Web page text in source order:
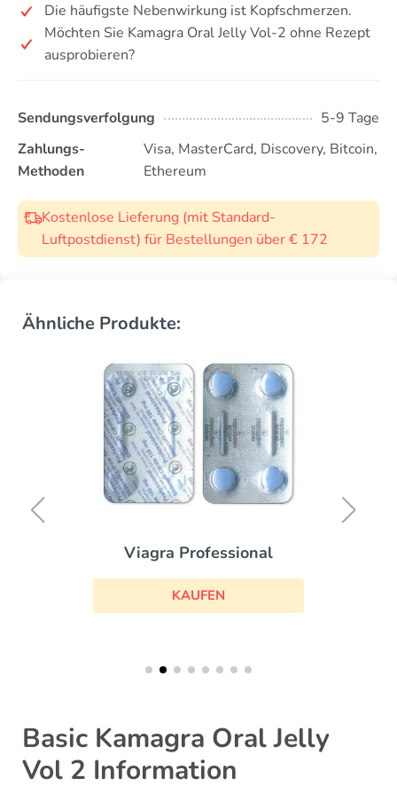
Die häufigste Nebenwirkung ist Kopfschmerzen.
Möchten Sie Kamagra Oral Jelly Vol-2 ohne Rezept
ausprobieren?
Sendungsverfolgung
5-9 Tage
Zahlungs-
Methoden
Visa, MasterCard, Discovery, Bitcoin,
Ethereum
Kostenlose Lieferung (mit Standard-
Luftpostdienst) für Bestellungen über € 172
Ähnliche Produkte:
Viagra Professional
KAUFEN
Basic Kamagra Oral Jelly
Vol 2 Information